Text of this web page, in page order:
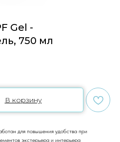
Gel -
750 мл
В корзину
для повышения удобства при
экстерьера и интерьера